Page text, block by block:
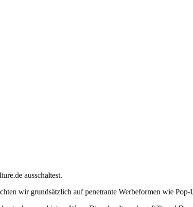
ausschaltest.
wir grundsätzlich auf penetrante Werbeformen wie Pop-